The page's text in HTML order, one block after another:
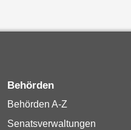
Behörden
Behörden A-Z
Senatsverwaltungen